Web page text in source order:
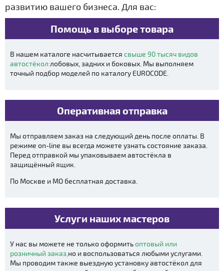
развитию вашего бизнеса. Для вас:
Помощь в выборе товара
В нашем каталоге насчитывается свыше 90 тысяч видов
автостёкол:лобовых, задних и боковых. Мы выполняем
точный подбор моделей по каталогу EUROCODE.
Оперативная отправка
Мы отправляем заказ на следующий день после оплаты. В
режиме on-line вы всегда можете узнать состояние заказа.
Перед отправкой мы упаковываем автостёкла в
защищённый ящик.
По Москве и МО бесплатная доставка.
Услуги наших мастеров
У нас вы можете не только оформитьоптовый или
розничный заказ, но и воспользоваться любыми услугами.
Мы проводим также выездную установку автостёкол для